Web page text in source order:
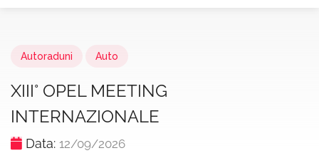
Autoraduni Auto
ХІII° OPEL MEETING
INTERNAZIONALE
Data: 12/09/2026